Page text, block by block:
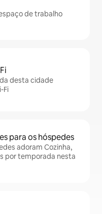
de trabalho
desta cidade
Fi
para os hóspedes
adoram Cozinha,
por temporada nesta